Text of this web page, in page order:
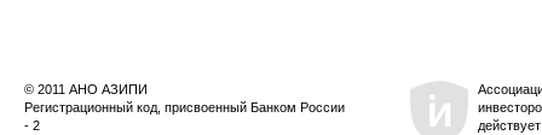
© 2011 АНО АЗИПИ
Регистрационный код, присвоенный Банком России
- 2